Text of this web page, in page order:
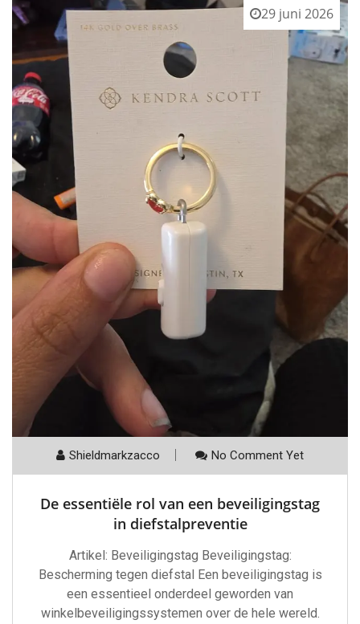
29 juni 2026
Shieldmarkzacco No Comment Yet
De essentiële rol van een beveiligingstag
in diefstalpreventie
Artikel: Beveiligingstag Beveiligingstag:
Bescherming tegen diefstal Een beveiligingstag is
een essentieel onderdeel geworden van
winkelbeveiligingssystemen over de hele wereld.